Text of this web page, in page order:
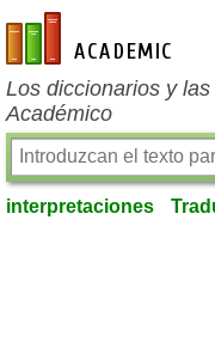
es-academic.com
Los diccionarios y
Académico
interpretaciones